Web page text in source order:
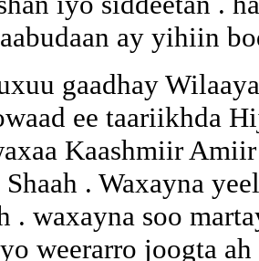
ay yihiin
gaadhay
ee taariikhda
Kaashmiir
. Waxayna
. waxayna soo
weerarro joogta